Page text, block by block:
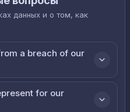
данных и о том, как
a breach of our
for our